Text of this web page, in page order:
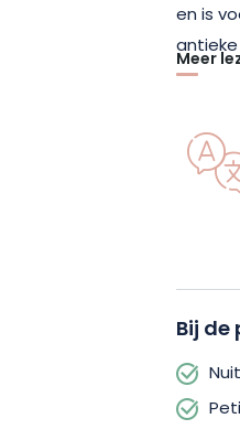
en is
Het
sfeer
Bij
er
Meer
Bij de